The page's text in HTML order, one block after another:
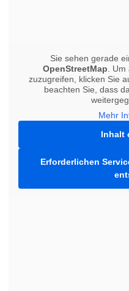
Sie sehen gerade
OpenStreetMap. Um
zuzugreifen, klicken Sie
beachten Sie, dass
Mehr
Inhalt
Erforderlichen